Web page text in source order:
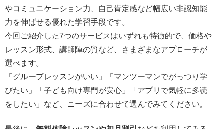
やコミュニケーション力、自己肯定感など幅広い非認知能
力を伸ばせる優れた学習手段です。
今回ご紹介した7つのサービスはいずれも特徴的で、価格や
レッスン形式、講師陣の質など、さまざまなアプローチが
選べます。
「グループレッスンがいい」「マンツーマンでがっつり学
びたい」「子ども向け専門が安心」「アプリで気軽に多読
をしたい」など、ニーズに合わせて選んでみてください。